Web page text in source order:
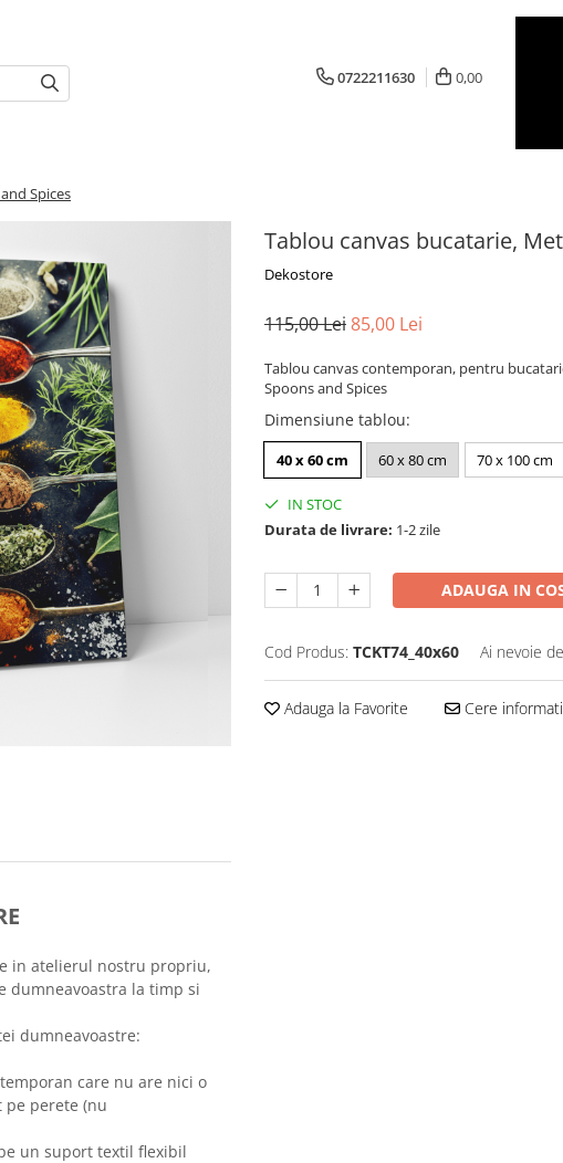
0722211630 0,00
Spices
Tablou canvas bucatarie,
Dekostore
115,00 Lei85,00 Lei
Tablou canvas contemporan, pentru
Spoons and Spices
Dimensiune tablou:
40 x 60 cm 60 x 80 cm 70 x 100 cm
IN STOC
Durata de livrare: 1-2 zile
ADAUGA IN
Cod Produs: TCKT74_40x60 Ai nevoie
Adauga la Favorite Cere
in atelierul nostru propriu,
dumneavoastra la timp si
dumneavoastre:
care nu are nici o
perete (nu
un suport textil flexibil